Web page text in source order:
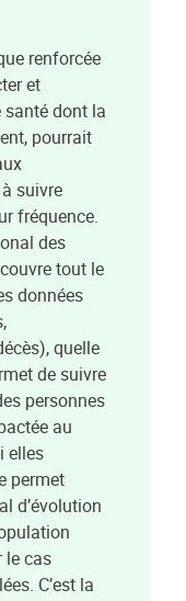
renforcée
et
santé dont la
pourrait
suivre
fréquence.
des
tout le
données
quelle
de suivre
personnes
au
elles
permet
d’évolution
le cas
C’est la